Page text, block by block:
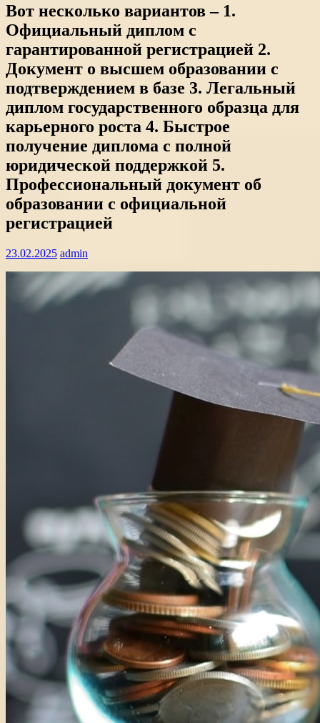
Вот несколько вариантов – 1.
Официальный диплом с
гарантированной регистрацией 2.
Документ о высшем образовании с
подтверждением в базе 3. Легальный
диплом государственного образца для
карьерного роста 4. Быстрое
получение диплома с полной
юридической поддержкой 5.
Профессиональный документ об
образовании с официальной
регистрацией
23.02.2025 admin